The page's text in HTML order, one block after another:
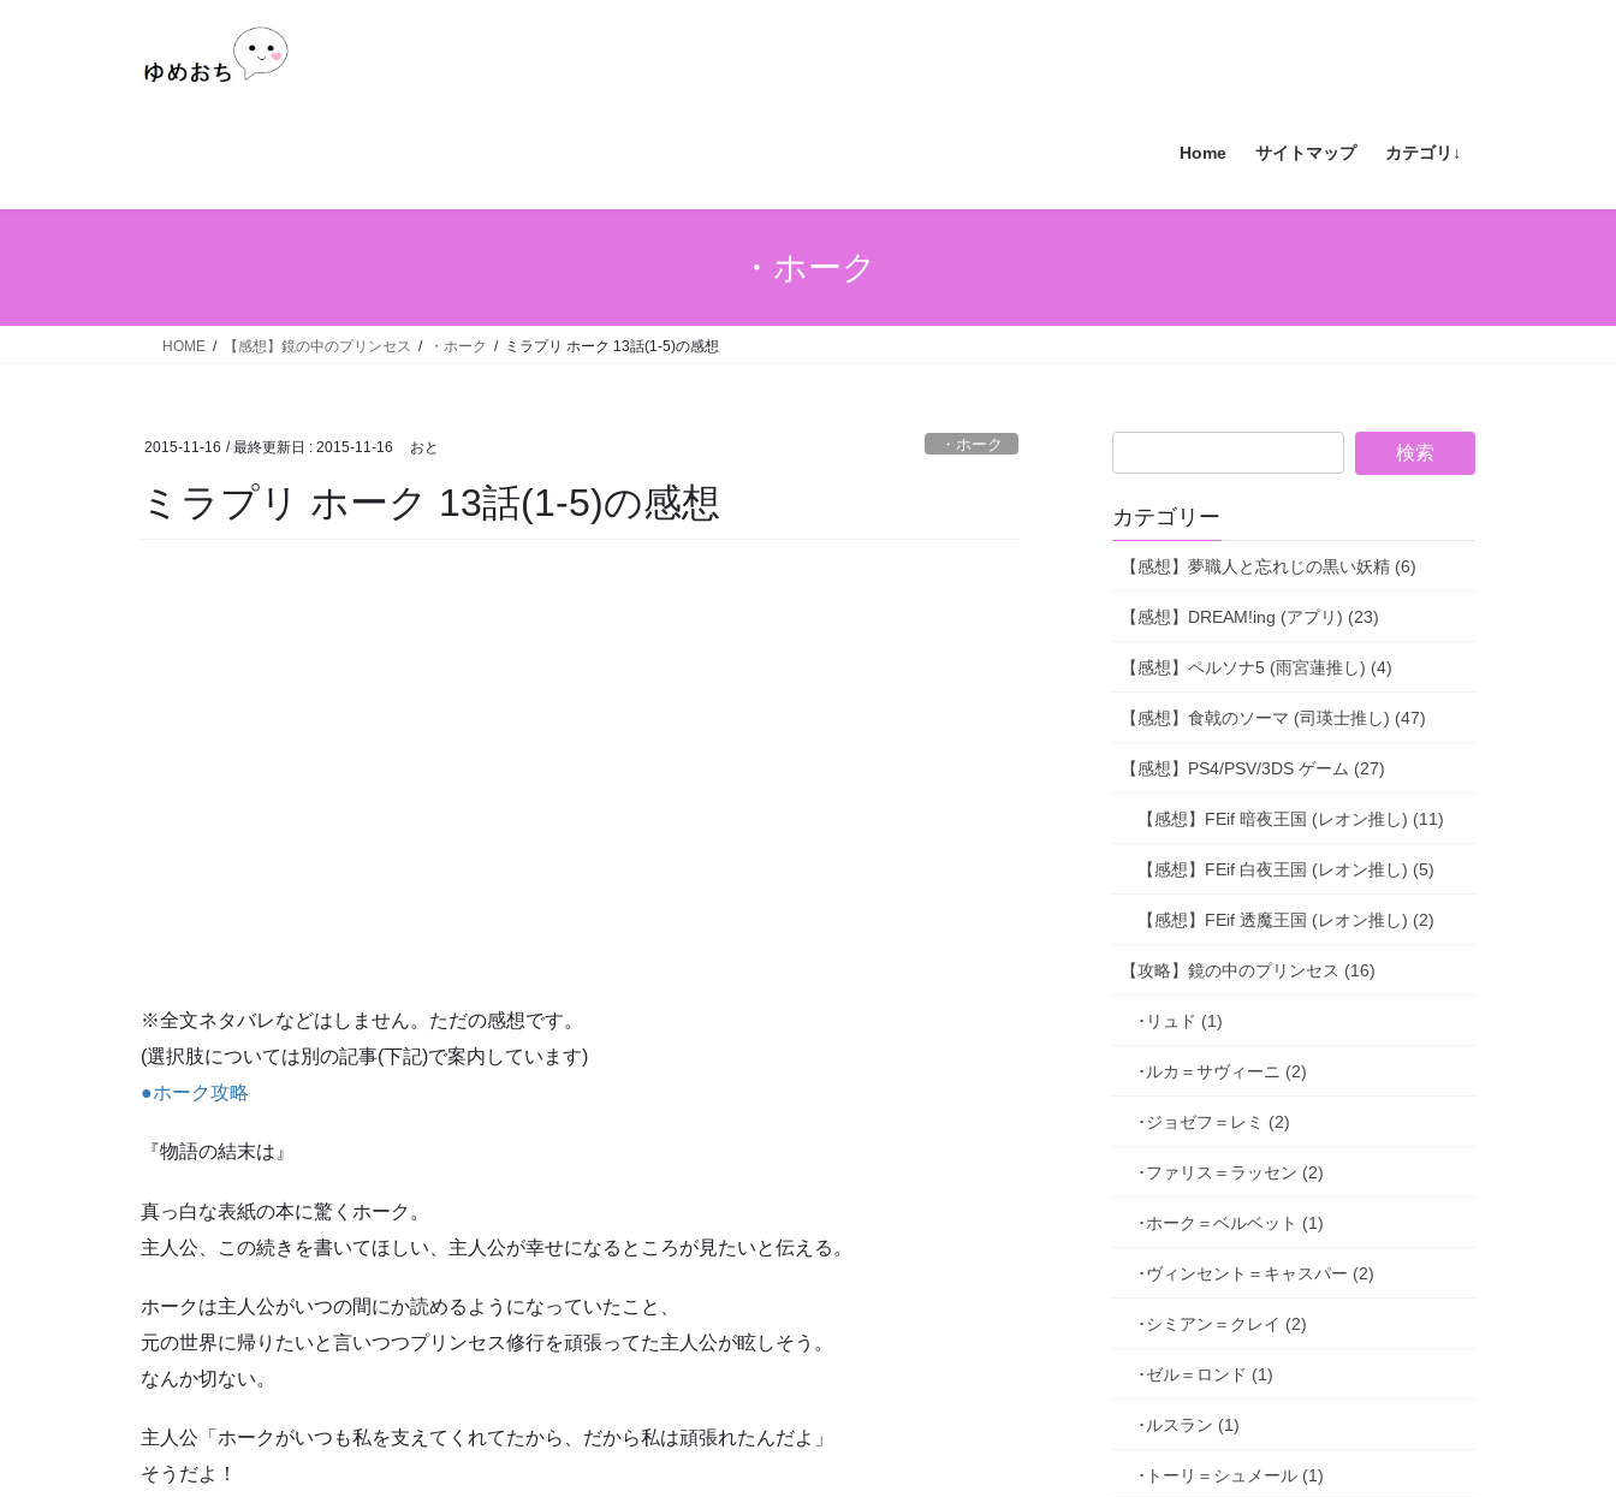
Home サイトマップ カテゴリ↓
・ホーク
HOME 【感想】鏡の中のプリンセス ・ホーク ミラプリ ホーク 13話(1-5)の感想
2015-11-16 / 最終更新日 : 2015-11-16 おと ・ホーク
ミラプリ ホーク 13話(1-5)の感想
※全文ネタバレなどはしません。ただの感想です。
(選択肢については別の記事(下記)で案内しています)
●ホーク攻略
『物語の結末は』
真っ白な表紙の本に驚くホーク。
主人公、この続きを書いてほしい、主人公が幸せになるところが見たいと伝える。
ホークは主人公がいつの間にか読めるようになっていたこと、
元の世界に帰りたいと言いつつプリンセス修行を頑張ってた主人公が眩しそう。
なんか切ない。
主人公「ホークがいつも私を支えてくれてたから、だから私は頑張れたんだよ」
そうだよ！
カテゴリー
【感想】夢職人と忘れじの黒い妖精 (6)
【感想】DREAM!ing (アプリ) (23)
【感想】ペルソナ5 (雨宮蓮推し) (4)
【感想】食戟のソーマ (司瑛士推し) (47)
【感想】PS4/PSV/3DS ゲーム (27)
【感想】FEif 暗夜王国 (レオン推し) (11)
【感想】FEif 白夜王国 (レオン推し) (5)
【感想】FEif 透魔王国 (レオン推し) (2)
【攻略】鏡の中のプリンセス (16)
･リュド (1)
･ルカ＝サヴィーニ (2)
･ジョゼフ＝レミ (2)
･ファリス＝ラッセン (2)
･ホーク＝ベルベット (1)
･ヴィンセント＝キャスパー (2)
･シミアン＝クレイ (2)
･ゼル＝ロンド (1)
･ルスラン (1)
･トーリ＝シュメール (1)